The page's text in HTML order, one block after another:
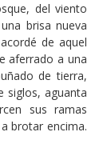
del viento
brisa nueva
de aquel
aferrado a una
de tierra,
siglos, aguanta
sus ramas
brotar encima.